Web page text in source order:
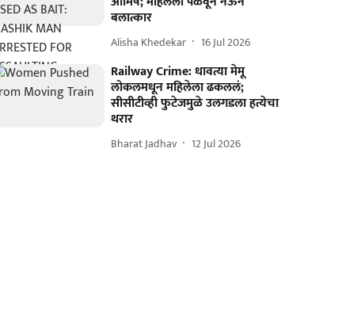
बलात्कार
Alisha Khedekar 16 Jul 2026
Railway Crime: धावत्या मेमू
लोकलमधून महिलेला ढकललं;
सीसीटीव्ही फुटेजमुळे उलगडला हत्येचा
थरार
Bharat Jadhav 12 Jul 2026